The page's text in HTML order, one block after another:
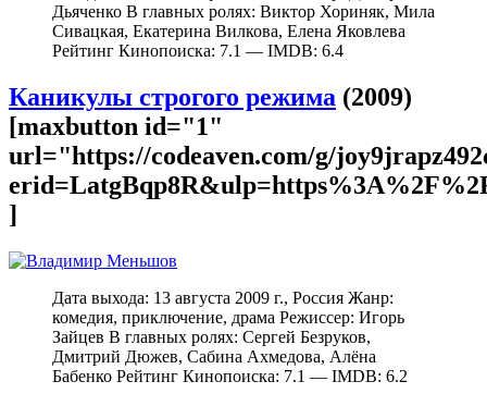
Дьяченко В главных ролях: Виктор Хориняк, Мила
Сивацкая, Екатерина Вилкова, Елена Яковлева
Рейтинг Кинопоиска: 7.1 — IMDB: 6.4
Каникулы строгого режима (2009)
[maxbutton id="1"
url="https://codeaven.com/g/
]
Дата выхода: 13 августа 2009 г., Россия Жанр:
комедия, приключение, драма Режиссер: Игорь
Зайцев В главных ролях: Сергей Безруков,
Дмитрий Дюжев, Сабина Ахмедова, Алёна
Бабенко Рейтинг Кинопоиска: 7.1 — IMDB: 6.2